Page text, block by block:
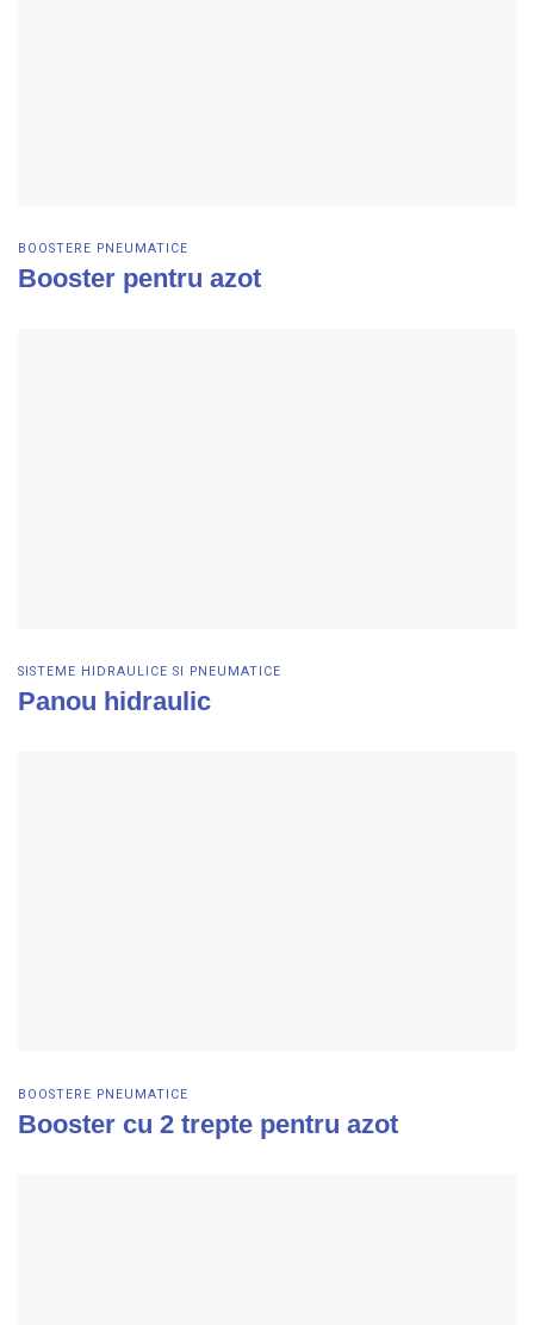
BOOSTERE PNEUMATICE
Booster pentru azot
SISTEME HIDRAULICE SI PNEUMATICE
Panou hidraulic
BOOSTERE PNEUMATICE
Booster cu 2 trepte pentru azot